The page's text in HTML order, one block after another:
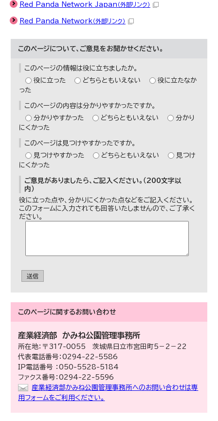
Red Panda Network Japan （外部リンク）
Red Panda Network （外部リンク）
このページについて、ご意見をお聞かせください。
このページの情報は役に立ちましたか。
役に立った
どちらともいえない
役に立たなか
った
このページの内容は分かりやすかったですか。
分かりやすかった
どちらともいえない
分かり
にくかった
このページは見つけやすかったですか。
見つけやすかった
どちらともいえない
見つけ
にくかった
ご意見がありましたら、ご記入ください。（200文字以
内）
役に立った点や、分かりにくかった点などをご記入ください。
このフォームに入力されても回答いたしませんので、ご了承く
ださい。
送信
このページに関するお問い合わせ
産業経済部かみね公園管理事務所
所在地：〒317-0055 茨城県日立市宮田町5－2－22
代表電話番号：0294-22-5586
IP電話番号 ：050-5528-5184
ファクス番号：0294-22-5596
産業経済部かみね公園管理事務所へのお問い合わせは専
用フォームをご利用ください。